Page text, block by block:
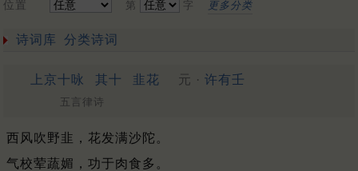
位置 第 字 更多分类
诗词库 分类诗词
上京十咏 其十 韭花 元 · 许有壬
五言律诗
西风吹野韭，花发满沙陀。
气校荤蔬媚，功于肉食多。